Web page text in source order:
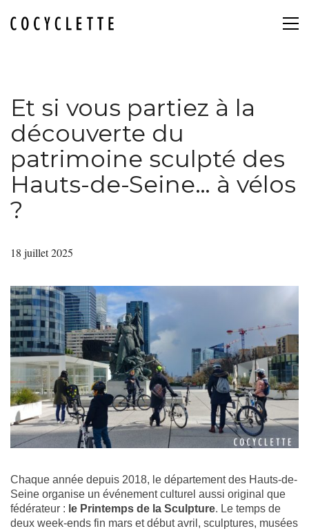
Et si vous partiez à la
découverte du
patrimoine sculpté des
Hauts-de-Seine… à vélos
?
18 juillet 2025
Chaque année depuis 2018, le département des Hauts-de-
Seine organise un événement culturel aussi original que
fédérateur : le Printemps de la Sculpture. Le temps de
deux week-ends fin mars et début avril, sculptures, musées